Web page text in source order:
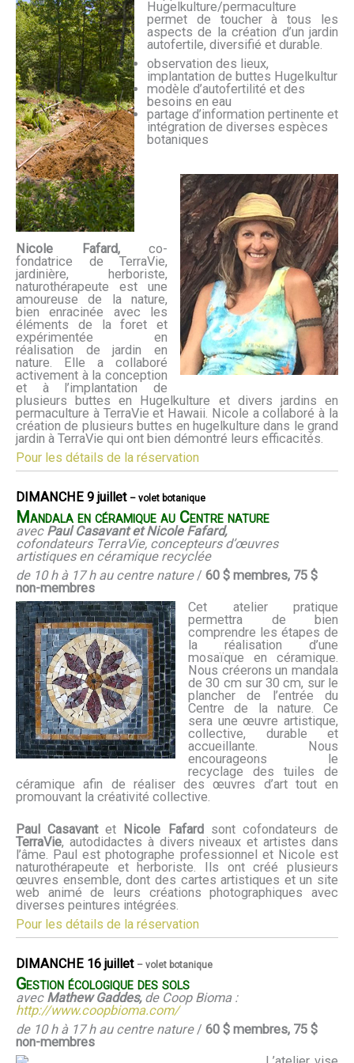
Hugelkulture/permaculture
permet de toucher à tous les
aspects de la création d’un jardin
autofertile, diversifié et durable.
observation des lieux,
implantation de buttes Hugelkultur
modèle d’autofertilité et des
besoins en eau
partage d’information pertinente et
intégration de diverses espèces
botaniques
Nicole Fafard, co-
fondatrice de TerraVie,
jardinière, herboriste,
naturothérapeute est une
amoureuse de la nature,
bien enracinée avec les
éléments de la foret et
expérimentée en
réalisation de jardin en
nature. Elle a collaboré
activement à la conception
et à l’implantation de
plusieurs buttes en Hugelkulture et divers jardins en
permaculture à TerraVie et Hawaii. Nicole a collaboré à la
création de plusieurs buttes en hugelkulture dans le grand
jardin à TerraVie qui ont bien démontré leurs efficacités.
Pour les détails de la réservation
DIMANCHE 9 juillet – volet botanique
Mandala en céramique au Centre nature
avecPaul Casavant et Nicole Fafard,
cofondateurs TerraVie, concepteurs d’œuvres
artistiques en céramique recyclée
de 10 h à 17 h au centre nature/ 60 $ membres, 75 $
non-membres
Cet atelier pratique
permettra de bien
comprendre les étapes de
la réalisation d’une
mosaïque en céramique.
Nous créerons un mandala
de 30 cm sur 30 cm, sur le
plancher de l’entrée du
Centre de la nature. Ce
sera une œuvre artistique,
collective, durable et
accueillante. Nous
encourageons le
recyclage des tuiles de
céramique afin de réaliser des œuvres d’art tout en
promouvant la créativité collective.
Paul Casavantet Nicole Fafardsont cofondateurs de
TerraVie, autodidactes à divers niveaux et artistes dans
l’âme. Paul est photographe professionnel et Nicole est
naturothérapeute et herboriste. Ils ont créé plusieurs
œuvres ensemble, dont des cartes artistiques et un site
web animé de leurs créations photographiques avec
diverses peintures intégrées.
Pour les détails de la réservation
DIMANCHE 16 juillet – volet botanique
Gestion écologique des sols
avec Mathew Gaddes,de Coop Bioma :
http://www.coopbioma.com/
de 10 h à 17 h au centre nature/ 60 $ membres, 75 $
non-membres